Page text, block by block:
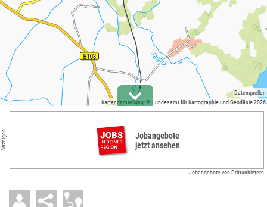
Kartendarstellung: © Bundesamt für Kartographie und Geodäsie 2026
Datenquellen
Anzeigen
Jobangebote
jetzt ansehen
Jobangebote von Drittanbietern